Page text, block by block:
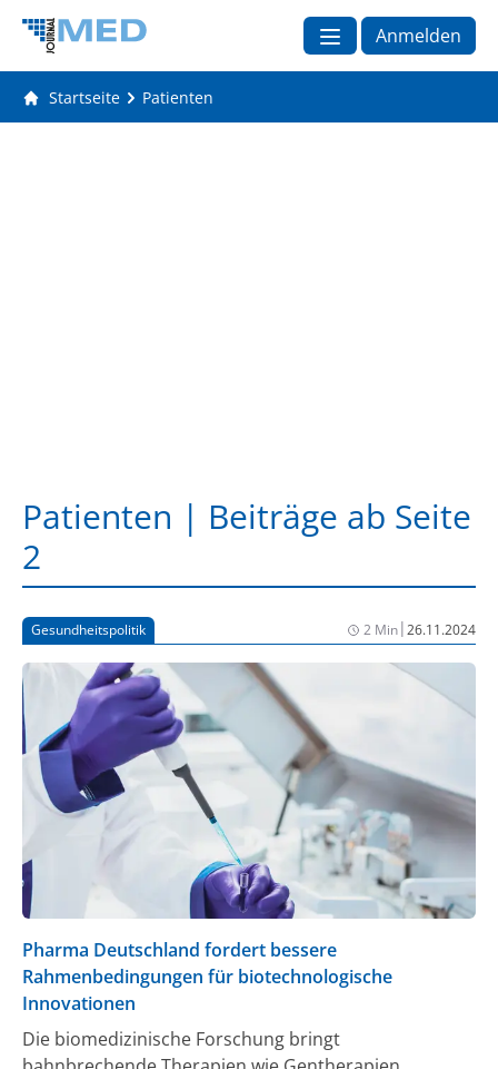
Anmelden
Startseite Patienten
Patienten | Beiträge ab Seite
2
Gesundheitspolitik 2 Min|26.11.2024
Pharma Deutschland fordert bessere
Rahmenbedingungen für biotechnologische
Innovationen
Die biomedizinische Forschung bringt